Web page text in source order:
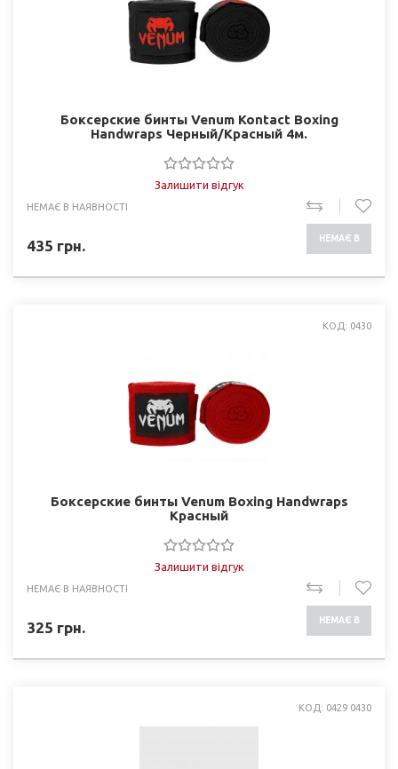
Боксерские бинты Venum Kontact Boxing
Handwraps Черный/Красный 4м.
Залишити відгук
НЕМАЄ В НАЯВНОСТІ
435 грн. НЕМАЄ В
КОД: 0430
Боксерские бинты Venum Boxing Handwraps
Красный
Залишити відгук
НЕМАЄ В НАЯВНОСТІ
325 грн. НЕМАЄ В
КОД: 0429 0430